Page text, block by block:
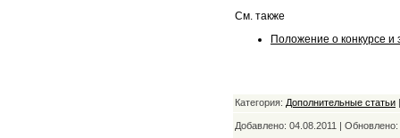
См. также
Положение о конкурсе и
Категория: Дополнительные статьи
Добавлено: 04.08.2011 | Обновлено: